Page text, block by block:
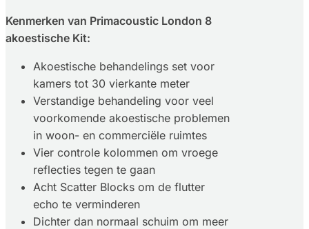
Kenmerken van Primacoustic London 8
akoestische Kit:
Akoestische behandelings set voor
kamers tot 30 vierkante meter
Verstandige behandeling voor veel
voorkomende akoestische problemen
in woon- en commerciële ruimtes
Vier controle kolommen om vroege
reflecties tegen te gaan
Acht Scatter Blocks om de flutter
echo te verminderen
Dichter dan normaal schuim om meer